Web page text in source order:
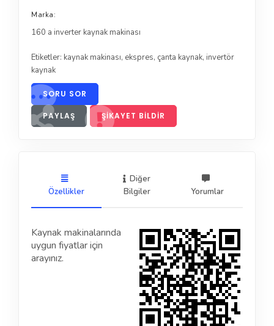
Marka:
160 a inverter kaynak makinası
Etiketler: kaynak makinası, ekspres, çanta kaynak, invertör
kaynak
SORU SOR
PAYLAŞ ŞIKAYET BILDIR
Özellikler
Diğer
Bilgiler
Yorumlar
Kaynak makinalarında
uygun fiyatlar için
arayınız.